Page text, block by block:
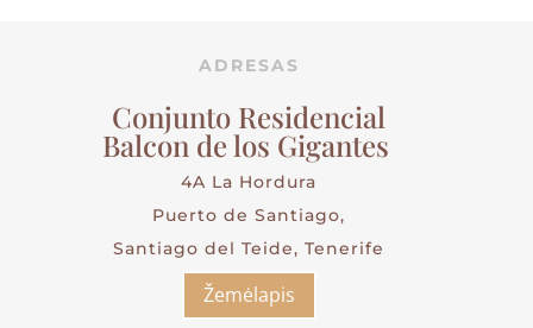
ADRESAS
Conjunto Residencial
Balcon de los Gigantes
4A La Hordura
Puerto de Santiago,
Santiago del Teide, Tenerife
Žemėlapis